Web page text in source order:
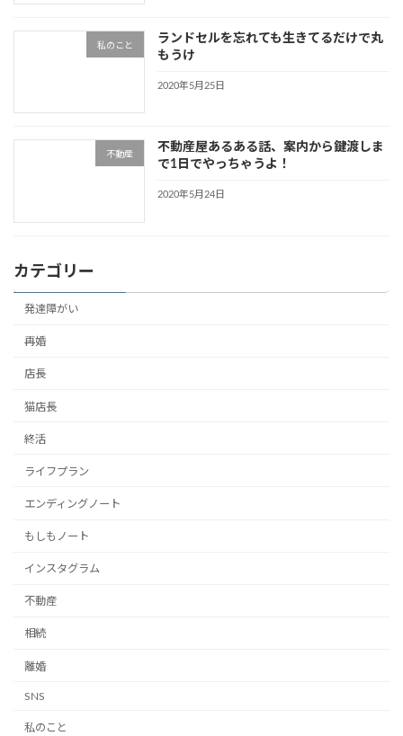
私のこと
ランドセルを忘れても生きてるだけで丸
もうけ
2020年5月25日
不動産
不動産屋あるある話、案内から鍵渡しま
で1日でやっちゃうよ！
2020年5月24日
カテゴリー
発達障がい
再婚
店長
猫店長
終活
ライフプラン
エンディングノート
もしもノート
インスタグラム
不動産
相続
離婚
SNS
私のこと